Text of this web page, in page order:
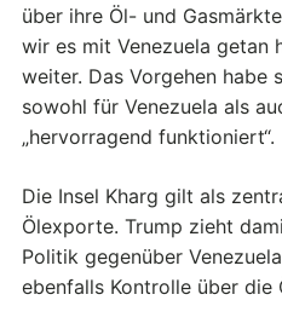
über ihre Öl- und
wir es mit Venezuela getan
weiter. Das Vorgehen habe
sowohl für Venezuela als
„hervorragend funktioniert“.
Die Insel Kharg gilt als
Ölexporte. Trump zieht
Politik gegenüber
ebenfalls Kontrolle über die